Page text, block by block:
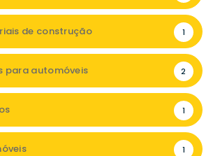
de construção 1
para automóveis 2
1
1